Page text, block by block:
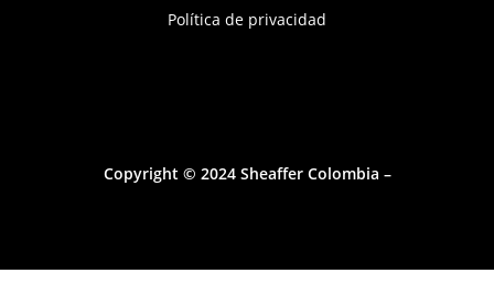
Política de privacidad
Copyright © 2024 Sheaffer Colombia –